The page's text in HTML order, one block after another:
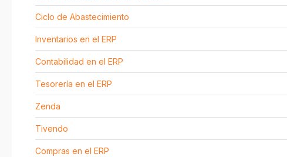
Ciclo de Abastecimiento
Inventarios en el ERP
Contabilidad en el ERP
Tesorería en el ERP
Zenda
Tivendo
Compras en el ERP